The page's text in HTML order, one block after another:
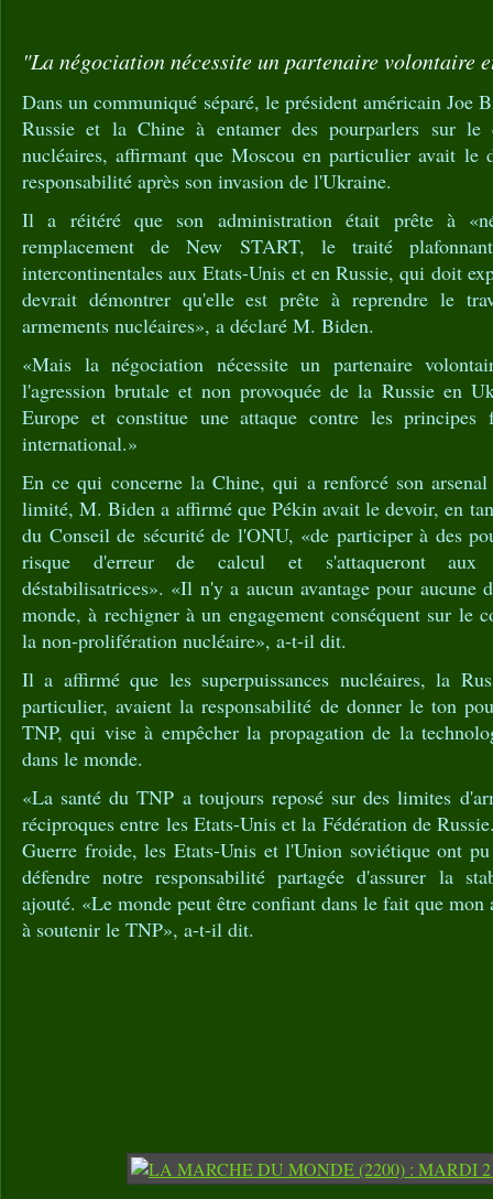
"La négociation nécessite un partenaire volontaire
Dans un communiqué séparé, le président américain Joe
Russie et la Chine à entamer des pourparlers sur le
nucléaires, affirmant que Moscou en particulier avait le
responsabilité après son invasion de l'Ukraine.
Il a réitéré que son administration était prête à
remplacement de New START, le traité
intercontinentales aux Etats-Unis et en Russie, qui doit
devrait démontrer qu'elle est prête à reprendre le
armements nucléaires», a déclaré M. Biden.
«Mais la négociation nécessite un partenaire
l'agression brutale et non provoquée de la Russie en
Europe et constitue une attaque contre les principes
international.»
En ce qui concerne la Chine, qui a renforcé son
limité, M. Biden a affirmé que Pékin avait le devoir, en
du Conseil de sécurité de l'ONU, «de participer à des
risque d'erreur de calcul et s'attaqueront aux
déstabilisatrices». «Il n'y a aucun avantage pour aucune
monde, à rechigner à un engagement conséquent sur le
la non-prolifération nucléaire», a-t-il dit.
Il a affirmé que les superpuissances nucléaires, la
particulier, avaient la responsabilité de donner le ton
TNP, qui vise à empêcher la propagation de la
dans le monde.
«La santé du TNP a toujours reposé sur des limites
réciproques entre les Etats-Unis et la Fédération de
Guerre froide, les Etats-Unis et l'Union soviétique ont
défendre notre responsabilité partagée d'assurer la
ajouté. «Le monde peut être confiant dans le fait que
à soutenir le TNP», a-t-il dit.